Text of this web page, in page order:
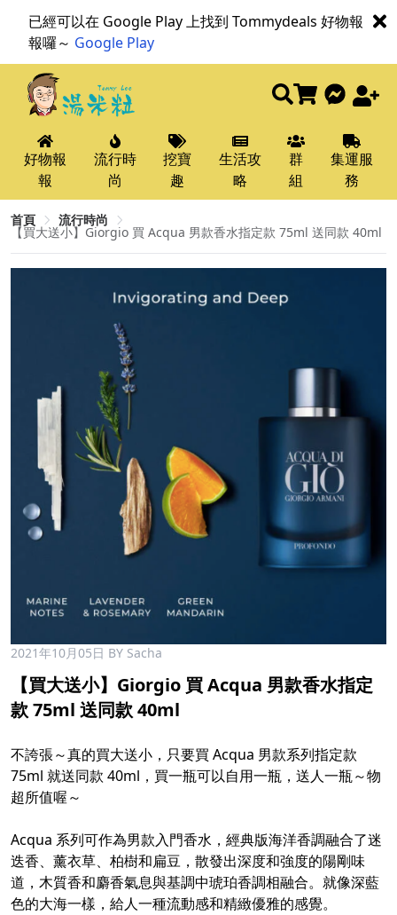
已經可以在 Google Play 上找到 Tommydeals 好物報
報囉～ Google Play
好物報
報
流行時
尚
挖寶
趣
生活攻
略
群
組
集運服
務
首頁 流行時尚
【買大送小】Giorgio 買 Acqua 男款香水指定款 75ml 送同款 40ml
2021年10月05日 BY Sacha
【買大送小】Giorgio 買 Acqua 男款香水指定
款 75ml 送同款 40ml
不誇張～真的買大送小，只要買 Acqua 男款系列指定款
75ml 就送同款 40ml，買一瓶可以自用一瓶，送人一瓶～物
超所值喔～
Acqua 系列可作為男款入門香水，經典版海洋香調融合了迷
迭香、薰衣草、柏樹和扁豆，散發出深度和強度的陽剛味
道，木質香和麝香氣息與基調中琥珀香調相融合。就像深藍
色的大海一樣，給人一種流動感和精緻優雅的感覺。